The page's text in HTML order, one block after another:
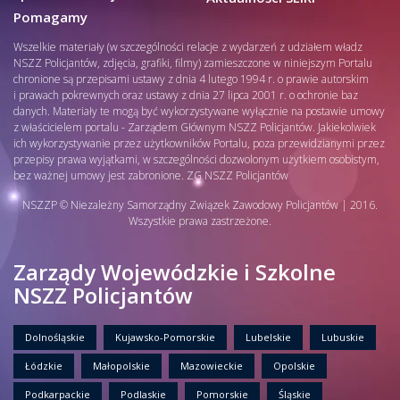
Pomagamy
Wszelkie materiały (w szczególności relacje z wydarzeń z udziałem władz
NSZZ Policjantów, zdjęcia, grafiki, filmy) zamieszczone w niniejszym Portalu
chronione są przepisami ustawy z dnia 4 lutego 1994 r. o prawie autorskim
i prawach pokrewnych oraz ustawy z dnia 27 lipca 2001 r. o ochronie baz
danych. Materiały te mogą być wykorzystywane wyłącznie na postawie umowy
z właścicielem portalu - Zarządem Głównym NSZZ Policjantów. Jakiekolwiek
ich wykorzystywanie przez użytkowników Portalu, poza przewidzianymi przez
przepisy prawa wyjątkami, w szczególności dozwolonym użytkiem osobistym,
bez ważnej umowy jest zabronione. ZG NSZZ Policjantów
NSZZP © Niezależny Samorządny Związek Zawodowy Policjantów | 2016.
Wszystkie prawa zastrzeżone.
Zarządy Wojewódzkie i Szkolne
NSZZ Policjantów
Dolnośląskie Kujawsko-Pomorskie Lubelskie Lubuskie
Łódzkie Małopolskie Mazowieckie Opolskie
Podkarpackie Podlaskie Pomorskie Śląskie